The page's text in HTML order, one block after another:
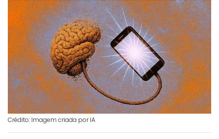
Crédito: Imagem criada por IA